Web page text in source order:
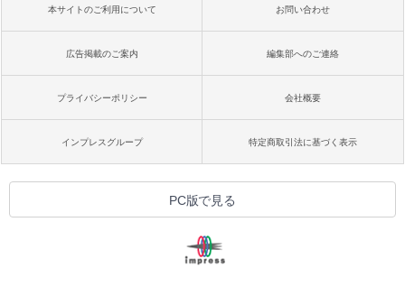
本サイトのご利用について お問い合わせ
広告掲載のご案内 編集部へのご連絡
プライバシーポリシー 会社概要
インプレスグループ 特定商取引法に基づく表示
PC版で見る